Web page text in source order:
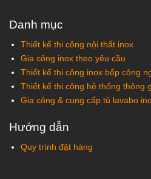
Danh mục
Thiết kế thi công nội thất inox
Gia công inox theo yêu cầu
Thiết kế thi công inox bếp công
Thiết kế thi công hệ thống thông
Gia công & cung cấp tủ lavabo
Hướng dẫn
Quy trình đặt hàng